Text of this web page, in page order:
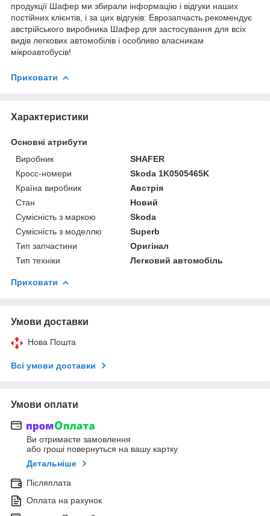
продукції Шафер ми збирали інформацію і відгуки наших
постійних клієнтів, і за цих відгуків: Еврозапчасть рекомендує
австрійського виробника Шафер для застосування для всіх
видів легкових автомобілів і особливо власникам
мікроавтобусів!
Приховати
Характеристики
Основні атрибути
Виробник
SHAFER
Кросс-номери
Skoda 1K0505465K
Країна виробник
Австрія
Стан
Новий
Сумісність з маркою
Skoda
Сумісність з моделлю
Superb
Тип запчастини
Оригінал
Тип техніки
Легковий автомобіль
Приховати
Умови доставки
Нова Пошта
Всі умови доставки
Умови оплати
Ви отримаєте замовлення
або гроші повернуться на вашу картку
Детальніше
Післяплата
Оплата на рахунок